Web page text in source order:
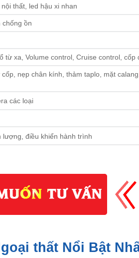
thất, led hậu xi nhan
chống ồn
từ xa, Volume control, Cruise control, cốp
nẹp chân kính, thảm taplo, mặt
các loại
điều khiển hành trình
thất Nổi Bật